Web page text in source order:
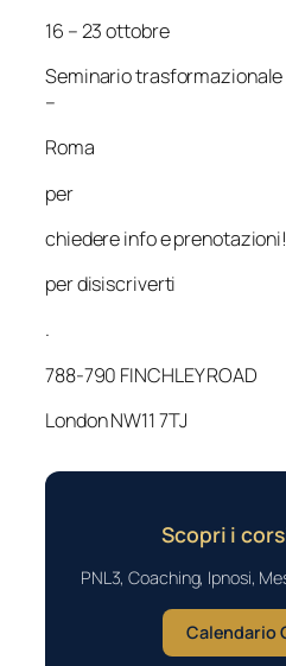
16 – 23 ottobre
Seminario trasformazionale
–
Roma
per
chiedere info e prenotazioni!
per disiscriverti
.
788-790 FINCHLEY ROAD
London NW11 7TJ
Scopri i
PNL3, Coaching, Ipnosi,
Calendario